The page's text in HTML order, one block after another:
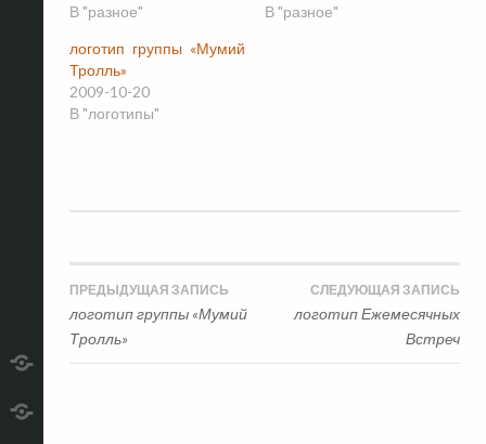
telegram
В "разное"
В "разное"
логотип группы «Мумий
Тролль»
2009-10-20
В "логотипы"
Навигация
по
ПРЕДЫДУЩАЯ ЗАПИСЬ
логотип группы «Мумий
Тролль»
СЛЕДУЮЩАЯ ЗАПИСЬ
логотип Ежемесячных
Встреч